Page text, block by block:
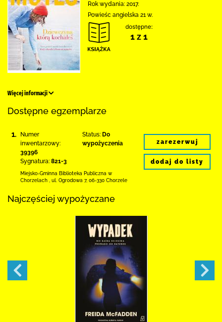
Rok wydania: 2017.
Powieśc angielska 21 w.
dostępne:
1 z 1
Więcej informacji
Dostępne egzemplarze
1.
Numer
inwentarzowy:
39396
Sygnatura: 821-3
Status: Do
wypożyczenia
Miejsko-Gminna Biblioteka Publiczna w
Chorzelach
ul. Ogrodowa 7, 06-330 Chorzele
zarezerwuj
dodaj do listy
Najczęściej wypożyczane